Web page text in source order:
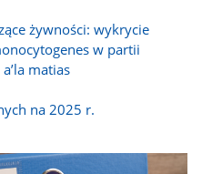
żywności: wykrycie
w partii
matias
na 2025 r.